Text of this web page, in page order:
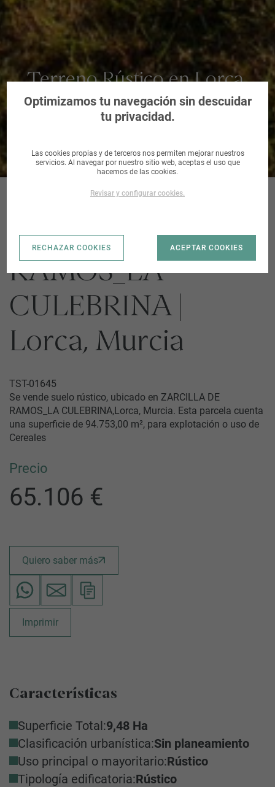
Terreno Rústico en Lorca,
Murcia
ZARCILLA DE
RAMOS_LA
CULEBRINA |
Lorca, Murcia
TST-01645
Se vende suelo rústico, ubicado en ZARCILLA DE
RAMOS_LA CULEBRINA,Lorca, Murcia. Esta parcela cuenta
una superficie de 94.753,00 m², para explotación o uso de
Cereales
Precio
65.106 €
Quiero saber más
Imprimir
Características
Superficie Total:9,48 Ha
Clasificación urbanística:Sin planeamiento
Uso principal o mayoritario:Rústico
Tipología edificatoria:Rústico
Optimizamos tu navegación sin descuidar
tu privacidad.
Las cookies propias y de terceros nos permiten mejorar nuestros
servicios. Al navegar por nuestro sitio web, aceptas el uso que
hacemos de las cookies.
Revisar y configurar cookies.
RECHAZAR COOKIES ACEPTAR COOKIES